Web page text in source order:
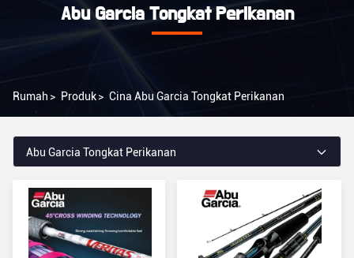
Abu Garcia Tongkat Perikanan
Rumah > Produk> Cina Abu Garcia Tongkat Perikanan
Abu Garcia Tongkat Perikanan